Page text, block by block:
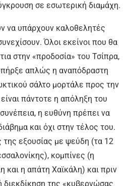
σε εσωτερική διαμάχη.
να υπάρχουν καλοθελητές
Όλοι εκείνοι που θα
στην «προδοσία» του Τσίπρα,
απλώς η αναπόδραστη
σάλτο μορτάλε προς την
πάντοτε η απόληξη του
η ευθύνη πρέπει να
και όχι στην τέλος του.
εξουσίας με ψεύδη (τα 12
κομπίνες (η
και η απάτη Χαϊκάλη) και πριν
διεκδίκηση της «κυβερνώσας